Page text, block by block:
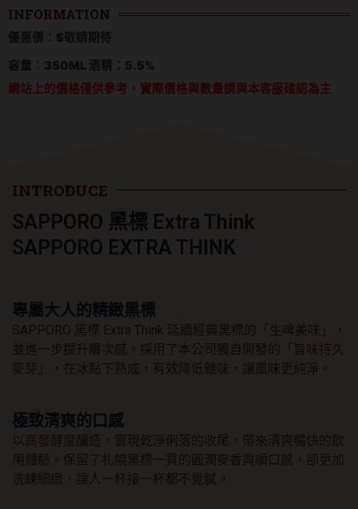
INFORMATION
優惠價：$敬請期待
容量：350ML 酒精：5.5%
網站上的價格僅供參考，實際價格與數量請與本客服確認為主
INTRODUCE
SAPPORO 黑標 Extra Think
SAPPORO EXTRA THINK
專屬大人的精緻黑標
SAPPORO 黑標 Extra Think 延續經典黑標的「生啤美味」，
並進一步提升層次感。採用了本公司獨自開發的
「旨味持久
麥芽」
，在冰點下熟成，有效降低雜味，讓風味更純淨。
極致清爽的口感
以高發酵度釀造，實現乾淨俐落的收尾，帶來清爽暢快的飲
用體驗。保留了札幌黑標一貫的圓潤麥香與順口感，卻更加
洗鍊細緻，讓人一杯接一杯都不覺膩。